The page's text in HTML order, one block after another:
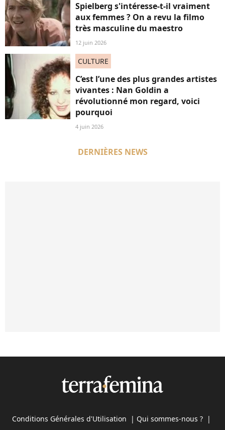
Spielberg s'intéresse-t-il vraiment
aux femmes ? On a revu la filmo
très masculine du maestro
12 juin 2026
CULTURE
C’est l’une des plus grandes artistes
vivantes : Nan Goldin a
révolutionné mon regard, voici
pourquoi
4 juin 2026
DERNIÈRES NEWS
Conditions Générales d'Utilisation | Qui sommes-nous ? |